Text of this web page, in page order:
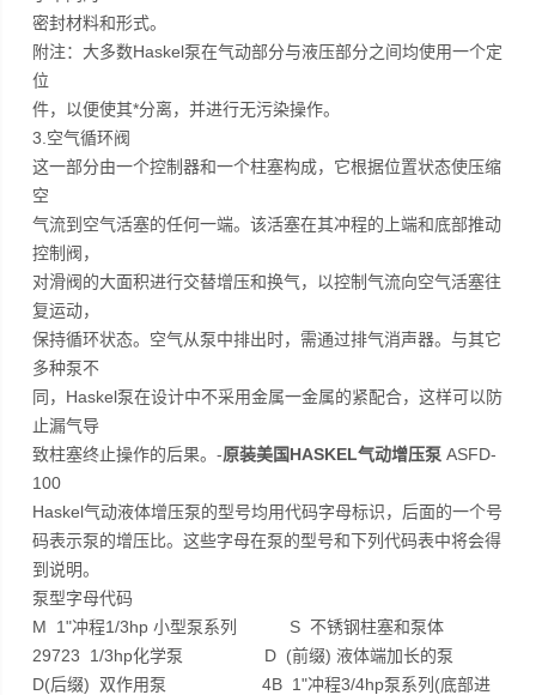
密封材料和形式。
附注：大多数Haskel泵在气动部分与液压部分之间均使用一个定
位
件，以便使其*分离，并进行无污染操作。
3.空气循环阀
这一部分由一个控制器和一个柱塞构成，它根据位置状态使压缩
空
气流到空气活塞的任何一端。该活塞在其冲程的上端和底部推动
控制阀，
对滑阀的大面积进行交替增压和换气，以控制气流向空气活塞往
复运动，
保持循环状态。空气从泵中排出时，需通过排气消声器。与其它
多种泵不
同，Haskel泵在设计中不采用金属一金属的紧配合，这样可以防
止漏气导
致柱塞终止操作的后果。-原装美国HASKEL气动增压泵ASFD-
100
Haskel气动液体增压泵的型号均用代码字母标识，后面的一个号
码表示泵的增压比。这些字母在泵的型号和下列代码表中将会得
到说明。
泵型字母代码
M 1"冲程1/3hp 小型泵系列 S 不锈钢柱塞和泵体
29723 1/3hp化学泵 D (前缀) 液体端加长的泵
D(后缀) 双作用泵 4B 1"冲程3/4hp泵系列(底部进